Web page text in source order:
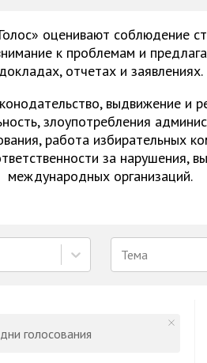
оценивают соблюдение
к проблемам и
докладах, отчетах и заявлениях.
выдвижение и
злоупотребления
работа избирательных
за нарушения,
международных организаций.
Тема
голосования